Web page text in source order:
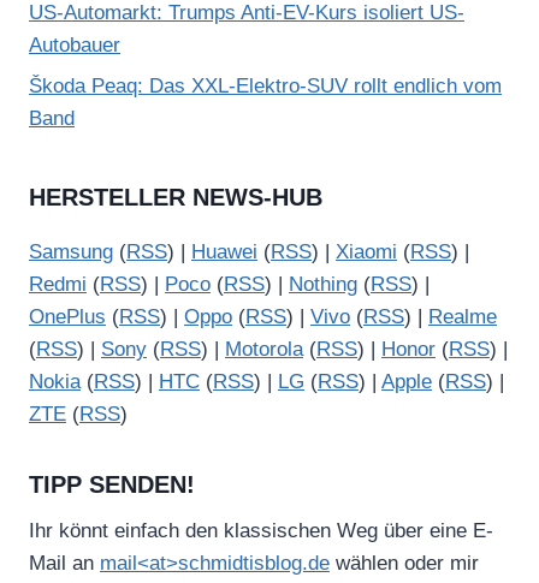
US-Automarkt: Trumps Anti-EV-Kurs isoliert US-
Autobauer
Škoda Peaq: Das XXL-Elektro-SUV rollt endlich vom
Band
HERSTELLER NEWS-HUB
Samsung (RSS) | Huawei (RSS) | Xiaomi (RSS) |
Redmi (RSS) | Poco (RSS) | Nothing (RSS) |
OnePlus (RSS) | Oppo (RSS) | Vivo (RSS) | Realme
(RSS) | Sony (RSS) | Motorola(RSS) | Honor (RSS) |
Nokia(RSS) | HTC (RSS) | LG (RSS) | Apple (RSS) |
ZTE (RSS)
TIPP SENDEN!
Ihr könnt einfach den klassischen Weg über eine E-
Mail an mail<at>schmidtisblog.de wählen oder mir